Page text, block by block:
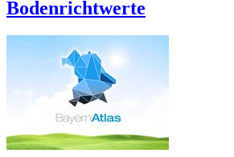
Bodenrichtwerte